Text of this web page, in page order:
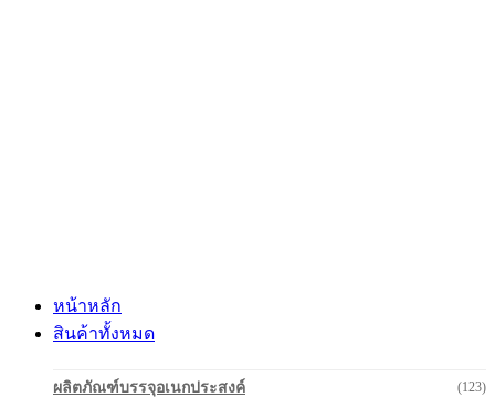
หน้าหลัก
สินค้าทั้งหมด
ผลิตภัณฑ์บรรจุอเนกประสงค์ (123)